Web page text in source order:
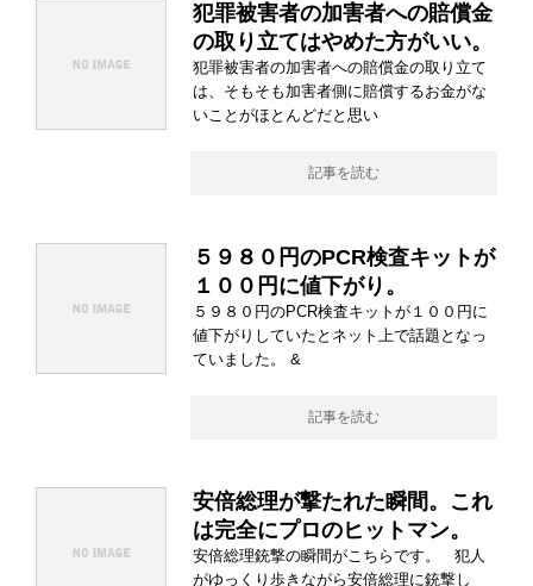
犯罪被害者の加害者への賠償金
の取り立てはやめた方がいい。
犯罪被害者の加害者への賠償金の取り立て
は、そもそも加害者側に賠償するお金がな
いことがほとんどだと思い
記事を読む
５９８０円のPCR検査キットが
１００円に値下がり。
５９８０円のPCR検査キットが１００円に
値下がりしていたとネット上で話題となっ
ていました。 &
記事を読む
安倍総理が撃たれた瞬間。これ
は完全にプロのヒットマン。
安倍総理銃撃の瞬間がこちらです。 犯人
がゆっくり歩きながら安倍総理に銃撃し